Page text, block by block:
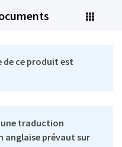
de ce produit est
une traduction
anglaise prévaut sur